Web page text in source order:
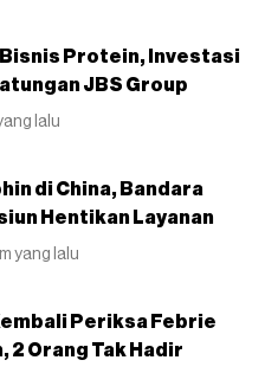
Protein, Investasi
JBS Group
lalu
di China, Bandara
Hentikan Layanan
yang lalu
Periksa Febrie
2 Orang Tak Hadir